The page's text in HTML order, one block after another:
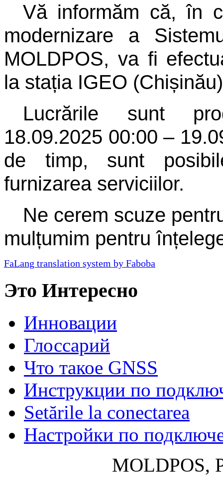
Vă informăm că, în
modernizare a
MOLDPOS, va fi
la stația IGEO
Lucrările sunt
18.09.2025 00:00 –
de timp, sunt
furnizarea serviciilor.
Ne cerem scuze
mulțumim pentru
FaLang translation system by Faboba
Это Интересно
Инновации
Глосcарий
Что такое GNSS
Инструкции по
Setările la conectarea
Настройки по
MOLDPOS,